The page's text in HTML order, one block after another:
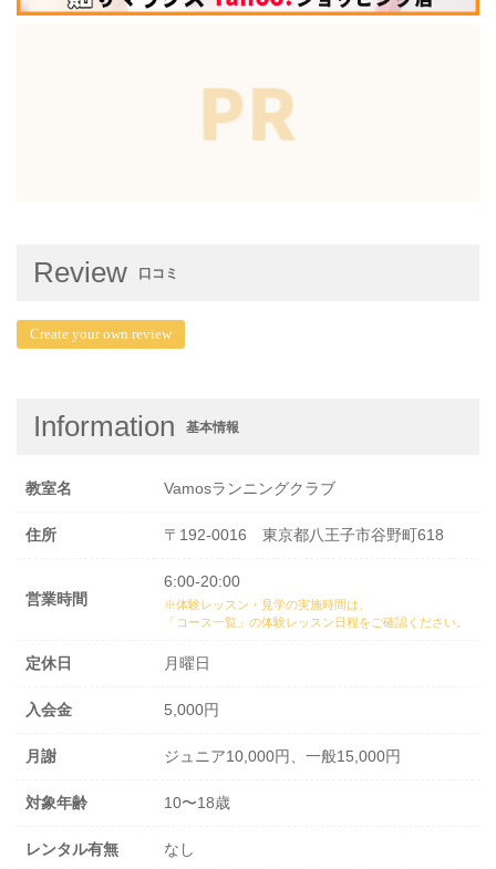
Review 口コミ
Create your own review
Information 基本情報
教室名 Vamosランニングクラブ
住所 〒192-0016 東京都八王子市谷野町618
営業時間
6:00-20:00
※体験レッスン・見学の実施時間は、
「コース一覧」の体験レッスン日程をご確認ください。
定休日 月曜日
入会金 5,000円
月謝 ジュニア10,000円、一般15,000円
対象年齢 10〜18歳
レンタル有無 なし